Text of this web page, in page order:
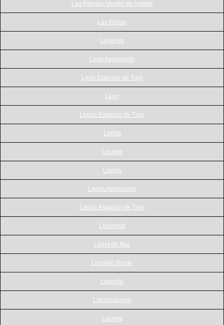
Las Palmas-Muelle de Agaete
Las Rozas
Leganes
Leon Aeropuerto
Leon Estacion de Tren
Leon
Lerida Estacion de Tren
Lerida
Linares
Llanes
Lleida Aeropuerto
Lleida Estacion de Tren
Llobregat
Lloret de Mar
Logroño Renfe
Logroño
Los Alcázares
Lucena